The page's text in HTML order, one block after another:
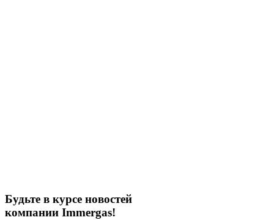
Будьте в курсе новостей
компании Immergas!